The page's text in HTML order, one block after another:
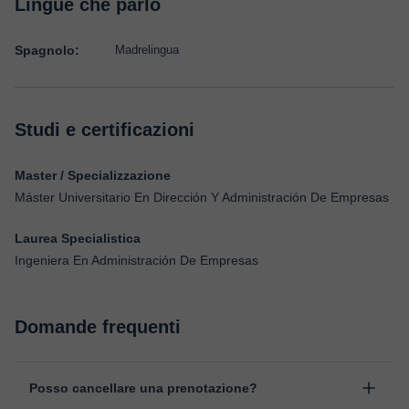
Lingue che parlo
Spagnolo: Madrelingua
Studi e certificazioni
Master / Specializzazione
Máster Universitario En Dirección Y Administración De Empresas
Laurea Specialistica
Ingeniera En Administración De Empresas
Domande frequenti
Posso cancellare una prenotazione?